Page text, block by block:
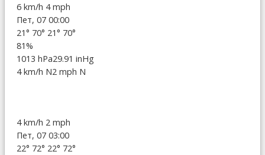
6 km/h 4 mph
Пет, 07 00:00
21° 70° 21° 70°
81%
1013 hPa29.91 inHg
4 km/h N2 mph N
4 km/h 2 mph
Пет, 07 03:00
22° 72° 22° 72°